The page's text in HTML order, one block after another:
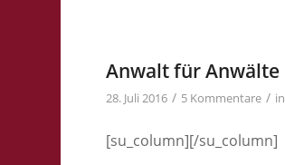
Anwalt für Anwälte
28. Juli 2016 / 5 Kommentare / in
[su_column][/su_column]